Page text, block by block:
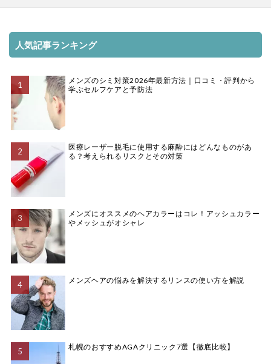
人気記事ランキング
メンズのシミ対策2026年最新方法｜口コミ・評判から
学ぶセルフケアと予防法
医療レーザー脱毛に使用する麻酔にはどんなものがあ
る？考えられるリスクとその対策
メンズにオススメのヘアカラーはコレ！アッシュカラー
やメッシュがオシャレ
メンズヘアの悩みを解決するリンスの使い方を解説
札幌のおすすめAGAクリニック7選【徹底比較】